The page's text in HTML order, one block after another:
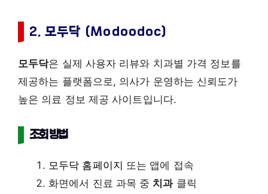
2. 모두닥 (Modoodoc)
모두닥은 실제 사용자 리뷰와 치과별 가격 정보를
제공하는 플랫폼으로, 의사가 운영하는 신뢰도가
높은 의료 정보 제공 사이트입니다.
조회 방법
모두닥 홈페이지 또는 앱에 접속
화면에서 진료 과목 중 치과클릭